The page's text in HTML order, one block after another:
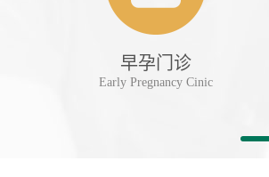
早孕门诊
Early Pregnancy Cinic